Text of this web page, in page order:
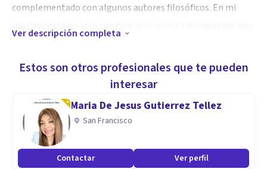
complementado con algunos autores filosóficos. En mi
condición.
Capacidad para comprender y analizar desde una
perspectiva general el mundo interno psicológico, trato
sincero y lenguaje claro.
Ver descripción completa
Estos son otros profesionales que te pueden
interesar
Maria De Jesus Gutierrez Tellez
San Francisco
Contactar Ver perfil